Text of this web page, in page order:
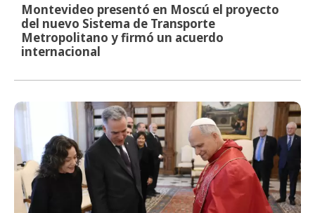
Montevideo presentó en Moscú el proyecto
del nuevo Sistema de Transporte
Metropolitano y firmó un acuerdo
internacional